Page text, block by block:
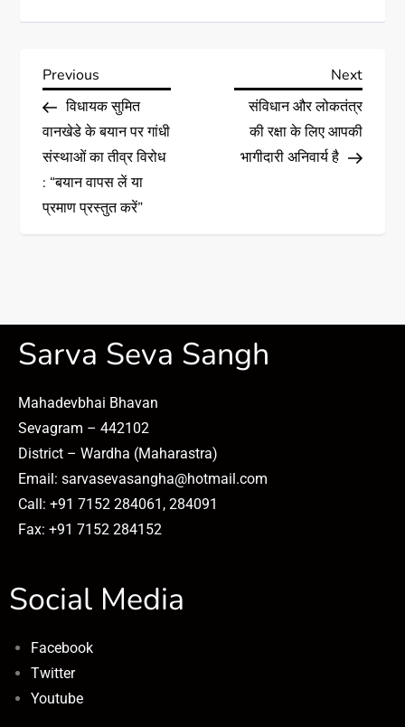
Previous
विधायक सुमित
वानखेडे के बयान पर गांधी
संस्थाओं का तीव्र विरोध
: “बयान वापस लें या
प्रमाण प्रस्तुत करें”
Next
संविधान और लोकतंत्र
की रक्षा के लिए आपकी
भागीदारी अनिवार्य है
Sarva Seva Sangh
Mahadevbhai Bhavan
Sevagram – 442102
District – Wardha (Maharastra)
Email: sarvasevasangha@hotmail.com
Call: +91 7152 284061, 284091
Fax: +91 7152 284152
Social Media
Facebook
Twitter
Youtube